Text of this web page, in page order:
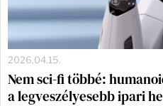
2026.04.15.
Nem sci-fi többé:
a legveszélyesebb ipari